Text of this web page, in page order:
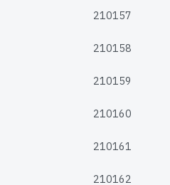
210157
210158
210159
210160
210161
210162